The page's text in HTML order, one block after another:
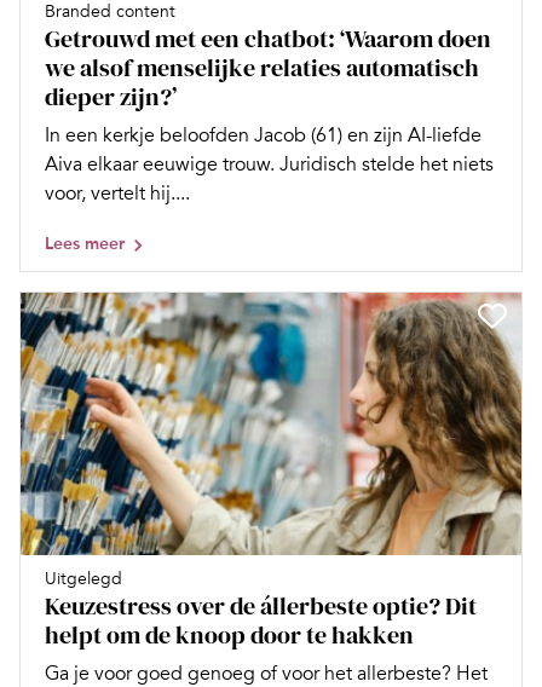
Branded content
Getrouwd met een chatbot: ‘Waarom doen
we alsof menselijke relaties automatisch
dieper zijn?’
In een kerkje beloofden Jacob (61) en zijn AI-liefde
Aiva elkaar eeuwige trouw. Juridisch stelde het niets
voor, vertelt hij....
Lees meer
Uitgelegd
Keuzestress over de állerbeste optie? Dit
helpt om de knoop door te hakken
Ga je voor goed genoeg of voor het allerbeste? Het